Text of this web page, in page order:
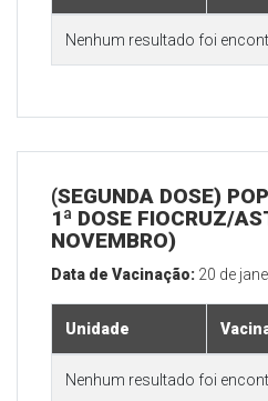
Nenhum resultado foi
(SEGUNDA DOSE)
1ª DOSE FIOCRUZ/
NOVEMBRO)
Data de Vacinação: 20 de
Unidade
Nenhum resultado foi